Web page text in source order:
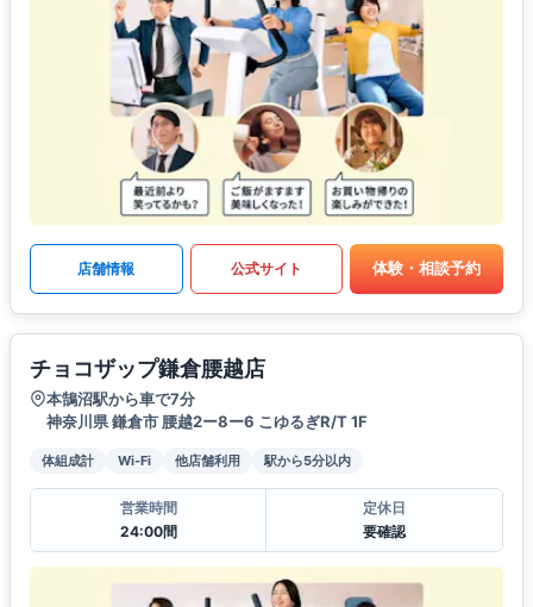
店舗情報 公式サイト 体験・相談予約
チョコザップ鎌倉腰越店
本鵠沼駅から車で7分
神奈川県 鎌倉市 腰越2ー8ー6 こゆるぎR/T 1F
体組成計 Wi-Fi 他店舗利用 駅から5分以内
営業時間
24:00間
定休日
要確認